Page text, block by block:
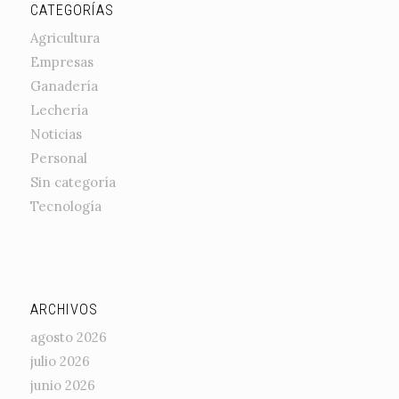
CATEGORÍAS
Agricultura
Empresas
Ganadería
Lechería
Noticias
Personal
Sin categoría
Tecnología
ARCHIVOS
agosto 2026
julio 2026
junio 2026